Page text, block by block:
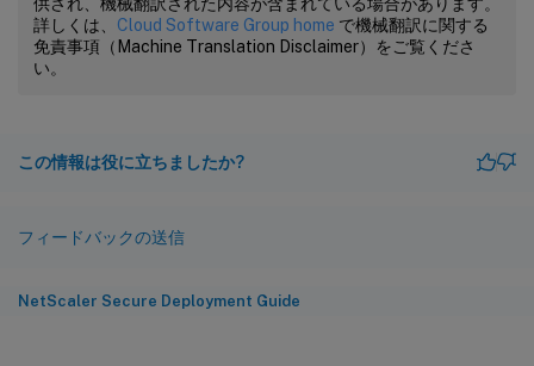
詳しくは、 Cloud Software Group home で機械翻訳に関する
免責事項（Machine Translation Disclaimer）をご覧くださ
い。
この情報は役に立ちましたか?
フィードバックの送信
NetScaler Secure Deployment Guide